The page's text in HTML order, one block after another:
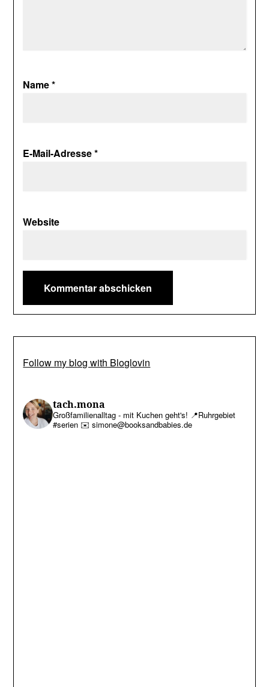
Name*
E-Mail-Adresse*
Website
Follow my blog with Bloglovin
tach.mona
Großfamilienalltag - mit Kuchen geht's! 📍Ruhrgebiet
#serien ✉️ simone@booksandbabies.de